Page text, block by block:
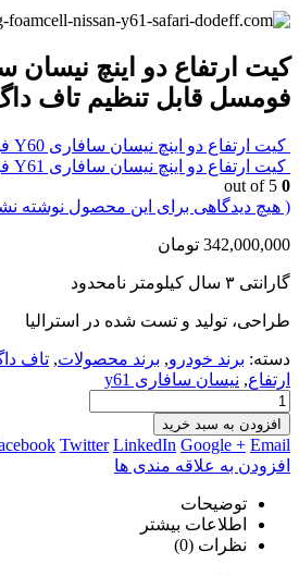
فومسل قابل تنظیم تاف
کیت ارتفاع دو اینچ نیسان سافاری Y60 فومسل تاف داگ
کیت ارتفاع دو اینچ نیسان سافاری Y61 فومسل تاف داگ
0
( هیچ دیدگاهی برای این محصول نوشته
342,000,000 تومان
گارانتی ۳ سال کیلومتر نامحدود
طراحی، تولید و تست شده در استرالیا
دسته: برند خودرو, برند محصولات, تاف
ارتفاع, نیسان سافاری y61
افزودن به سبد خرید
Twitter LinkedIn Google + Email
افزودن به علاقه مندی ها
توضیحات
اطلاعات بیشتر
نظرات (0)